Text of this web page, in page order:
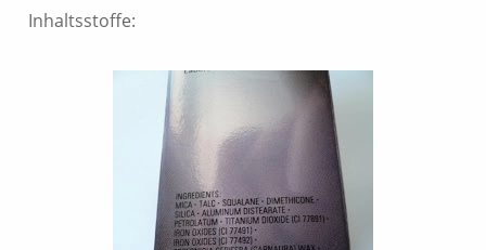
Inhaltsstoffe: